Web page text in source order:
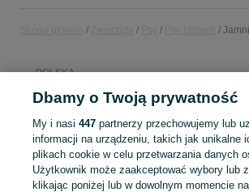
POLSKA
KATEGORIA
Dbamy o Twoją prywatność
My i nasi 447partnerzy przechowujemy lub
informacji na urządzeniu, takich jak unikalne
plikach cookie w celu przetwarzania danych
Użytkownik może zaakceptować wybory lub
klikając poniżej lub w dowolnym momencie